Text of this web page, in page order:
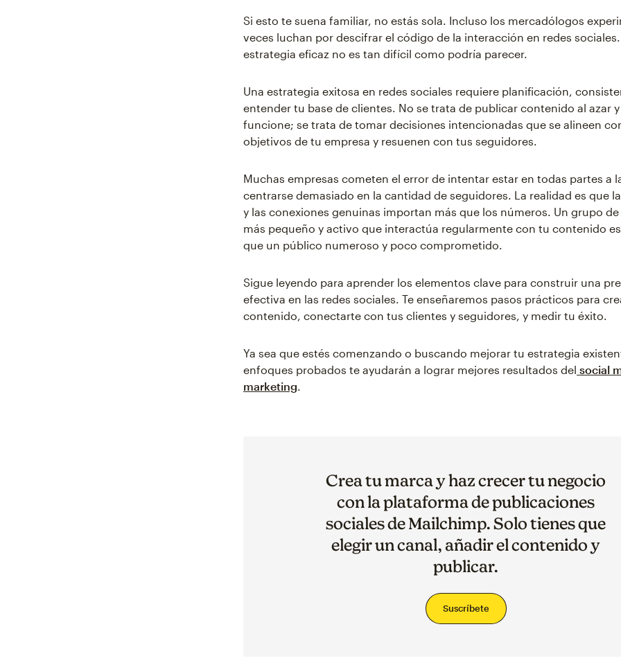
Si esto te suena familiar, no estás sola. Incluso los mercadólogos
veces luchan por descifrar el código de la interacción en redes
estrategia eficaz no es tan difícil como podría parecer.
Una estrategia exitosa en redes sociales requiere planificación,
entender tu base de clientes. No se trata de publicar contenido al azar
funcione; se trata de tomar decisiones intencionadas que se alineen
objetivos de tu empresa y resuenen con tus seguidores.
Muchas empresas cometen el error de intentar estar en todas partes a
centrarse demasiado en la cantidad de seguidores. La realidad es que
y las conexiones genuinas importan más que los números. Un grupo
más pequeño y activo que interactúa regularmente con tu contenido
que un público numeroso y poco comprometido.
Sigue leyendo para aprender los elementos clave para construir una
efectiva en las redes sociales. Te enseñaremos pasos prácticos para
contenido, conectarte con tus clientes y seguidores, y medir tu éxito.
Ya sea que estés comenzando o buscando mejorar tu estrategia
enfoques probados te ayudarán a lograr mejores resultados del social
marketing.
Crea tu marca y haz crecer tu negocio
con la plataforma de publicaciones
sociales de Mailchimp. Solo tienes que
elegir un canal, añadir el contenido y
publicar.
Suscríbete